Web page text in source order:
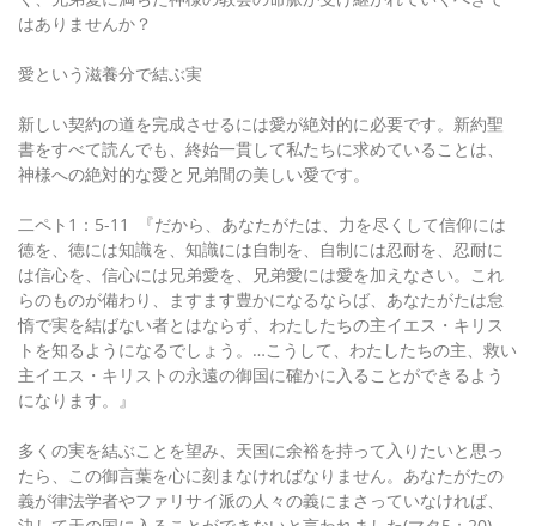
はありませんか？
愛という滋養分で結ぶ実
新しい契約の道を完成させるには愛が絶対的に必要です。新約聖
書をすべて読んでも、終始一貫して私たちに求めていることは、
神様への絶対的な愛と兄弟間の美しい愛です。
二ペト1：5-11 『だから、あなたがたは、力を尽くして信仰には
徳を、徳には知識を、知識には自制を、自制には忍耐を、忍耐に
は信心を、信心には兄弟愛を、兄弟愛には愛を加えなさい。これ
らのものが備わり、ますます豊かになるならば、あなたがたは怠
惰で実を結ばない者とはならず、わたしたちの主イエス・キリス
トを知るようになるでしょう。…こうして、わたしたちの主、救い
主イエス・キリストの永遠の御国に確かに入ることができるよう
になります。』
多くの実を結ぶことを望み、天国に余裕を持って入りたいと思っ
たら、この御言葉を心に刻まなければなりません。あなたがたの
義が律法学者やファリサイ派の人々の義にまさっていなければ、